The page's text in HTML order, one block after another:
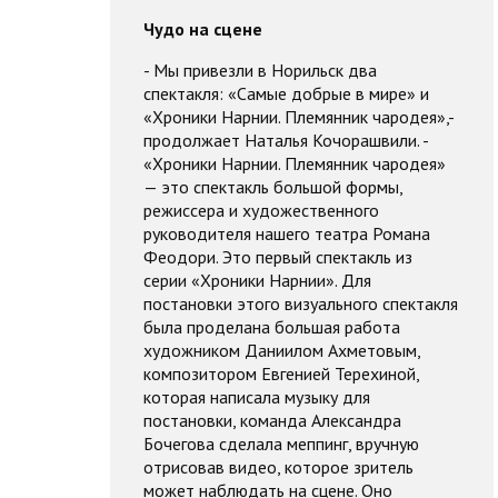
Чудо на сцене
- Мы привезли в Норильск два
спектакля: «Самые добрые в мире» и
«Хроники Нарнии. Племянник чародея»,-
продолжает Наталья Кочорашвили. -
«Хроники Нарнии. Племянник чародея»
— это спектакль большой формы,
режиссера и художественного
руководителя нашего театра Романа
Феодори. Это первый спектакль из
серии «Хроники Нарнии». Для
постановки этого визуального спектакля
была проделана большая работа
художником Даниилом Ахметовым,
композитором Евгенией Терехиной,
которая написала музыку для
постановки, команда Александра
Бочегова сделала меппинг, вручную
отрисовав видео, которое зритель
может наблюдать на сцене. Оно